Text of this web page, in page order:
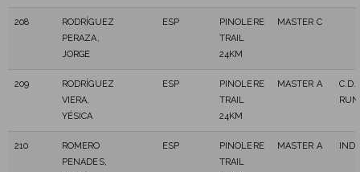
208
RODRÍGUEZ
PERAZA,
JORGE
ESP
PINOLERE
TRAIL
24KM
MASTER C
209
RODRÍGUEZ
VIERA,
YÉSICA
ESP
PINOLERE
TRAIL
24KM
MASTER A
C.D.
210
ROMERO
PENADES,
ESP
PINOLERE
TRAIL
MASTER A